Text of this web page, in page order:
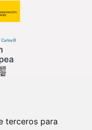
terceros para